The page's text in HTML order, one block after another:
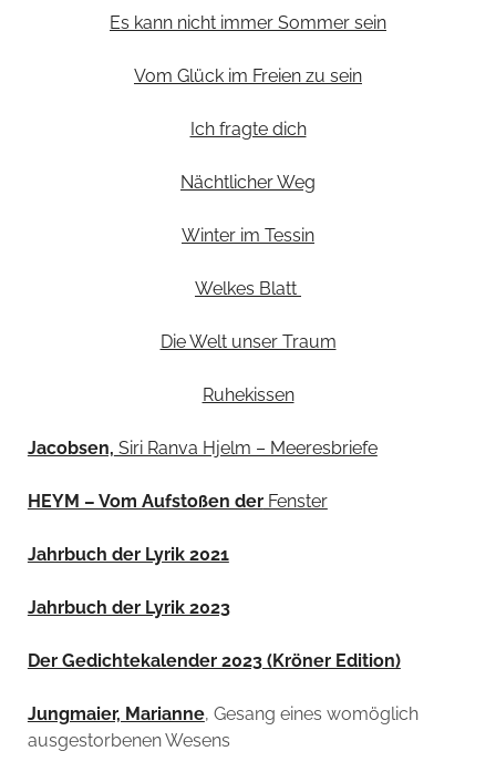
Es kann nicht immer Sommer sein
Vom Glück im Freien zu sein
Ich fragte dich
Nächtlicher Weg
Winter im Tessin
Welkes Blatt
Die Welt unser Traum
Ruhekissen
Jacobsen, Siri Ranva Hjelm – Meeresbriefe
HEYM – Vom Aufstoßen derFenster
Jahrbuch der Lyrik 2021
Jahrbuch der Lyrik 2023
Der Gedichtekalender 2023 (Kröner Edition)
Jungmaier, Marianne, Gesang eines womöglich
ausgestorbenen Wesens